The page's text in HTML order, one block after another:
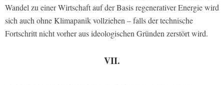
Wandel zu einer Wirtschaft auf der Basis regenerativer Energie wird
sich auch ohne Klimapanik vollziehen – falls der technische
Fortschritt nicht vorher aus ideologischen Gründen zerstört wird.
VII.